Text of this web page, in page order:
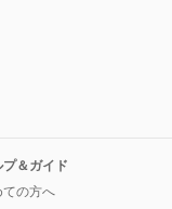
プ＆ガイド
ての方へ